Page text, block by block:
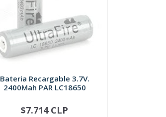
Bateria Recargable 3.7V.
2400Mah PAR LC18650
SOLD OUT
$7.714 CLP